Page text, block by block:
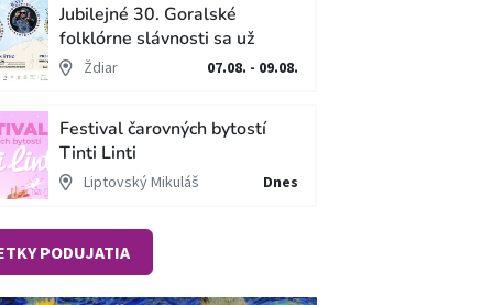
Jubilejné 30. Goralské
folklórne slávnosti sa už
blížiaŽdiar 07.08. - 09.08.
Festival čarovných bytostí
Tinti Linti
Liptovský Mikuláš Dnes
PODUJATIA